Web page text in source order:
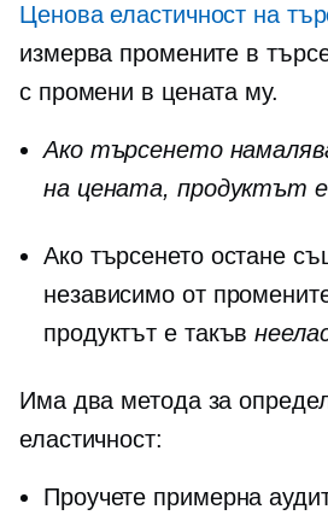
Ценова еластичност на
измерва промените в
с промени в цената му.
Ако търсенето
на цената, продуктът е
Ако търсенето остане
независимо от
продуктът е такъв
Има два метода за
еластичност:
Проучете примерна